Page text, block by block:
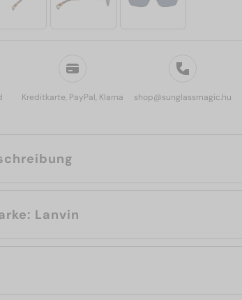
Kreditkarte, PayPal, Klarna shop@sunglassmagic.hu
Über die Marke: Lanvin